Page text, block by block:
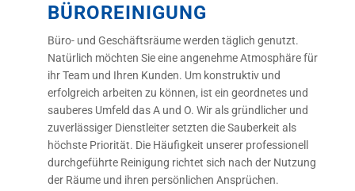
BÜROREINIGUNG
Büro- und Geschäftsräume werden täglich genutzt.
Natürlich möchten Sie eine angenehme Atmosphäre für
ihr Team und Ihren Kunden. Um konstruktiv und
erfolgreich arbeiten zu können, ist ein geordnetes und
sauberes Umfeld das A und O. Wir als gründlicher und
zuverlässiger Dienstleiter setzten die Sauberkeit als
höchste Priorität. Die Häufigkeit unserer professionell
durchgeführte Reinigung richtet sich nach der Nutzung
der Räume und ihren persönlichen Ansprüchen.